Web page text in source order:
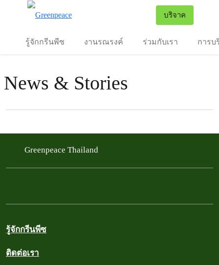
บริจาค
รู้จักกรีนพีซ งานรณรงค์ ร่วมกับเรา การบ
News & Stories
Filter posts
Greenpeace Thailand
รู้จักกรีนพีซ
ติดต่อเรา